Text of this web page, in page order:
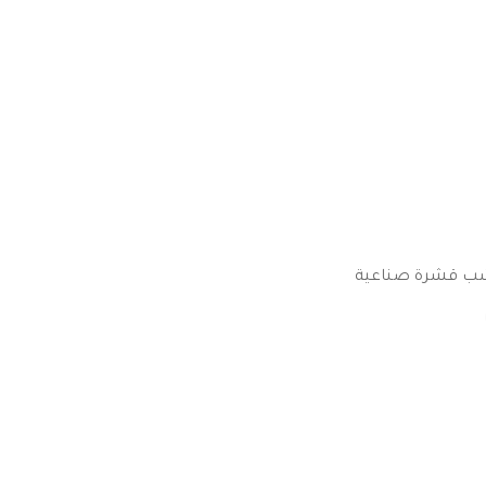
قشرة صناعية